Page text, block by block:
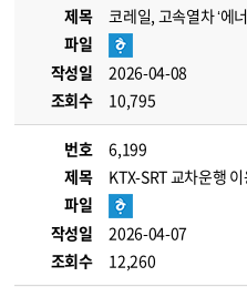
제목
코레일, 고속열차 ‘에
파일
작성일
2026-04-08
조회수
10,795
번호
6,199
제목
KTX-SRT 교차운행
파일
작성일
2026-04-07
조회수
12,260